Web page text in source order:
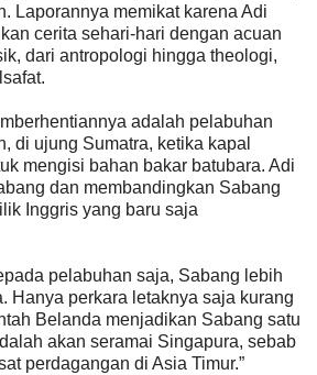
Laporannya memikat karena Adi
cerita sehari-hari dengan acuan
dari antropologi hingga theologi,
adalah pelabuhan
di ujung Sumatra, ketika kapal
mengisi bahan bakar batubara. Adi
dan membandingkan Sabang
Inggris yang baru saja
pelabuhan saja, Sabang lebih
Hanya perkara letaknya saja kurang
Belanda menjadikan Sabang satu
akan seramai Singapura, sebab
perdagangan di Asia Timur.”